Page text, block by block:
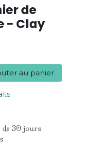
de
- Clay
au panier
de 30 jours